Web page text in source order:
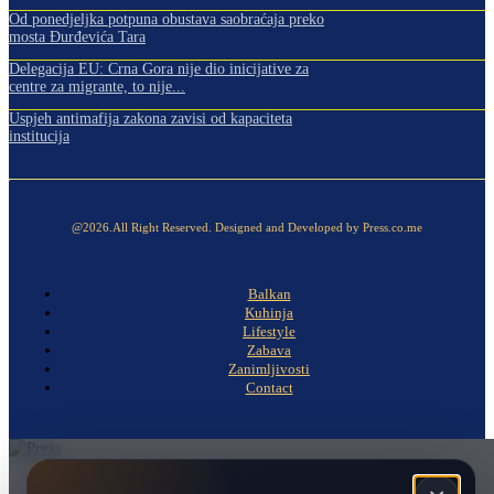
Od ponedjeljka potpuna obustava saobraćaja preko
mosta Đurđevića Tara
Delegacija EU: Crna Gora nije dio inicijative za
centre za migrante, to nije...
Uspjeh antimafija zakona zavisi od kapaciteta
institucija
@2026.All Right Reserved. Designed and Developed by Press.co.me
Balkan
Kuhinja
Lifestyle
Zabava
Zanimljivosti
Contact